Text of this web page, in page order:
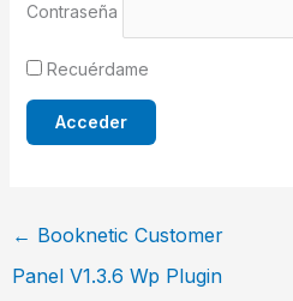
Contraseña
Recuérdame
← Booknetic Customer
Panel V1.3.6 Wp Plugin